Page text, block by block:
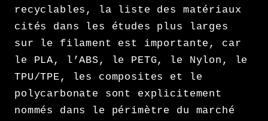
recyclables, la liste des matériaux
cités dans les études plus larges
sur le filament est importante, car
le PLA, l’ABS, le PETG, le Nylon, le
TPU/TPE, les composites et le
polycarbonate sont explicitement
nommés dans le périmètre du marché